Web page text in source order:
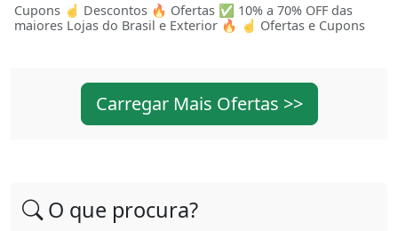
Cupons ☝ Descontos 🔥 Ofertas ✅ 10% a 70% OFF das
maiores Lojas do Brasil e Exterior 🔥 ☝ Ofertas e Cupons
Carregar Mais Ofertas >>
O que procura?